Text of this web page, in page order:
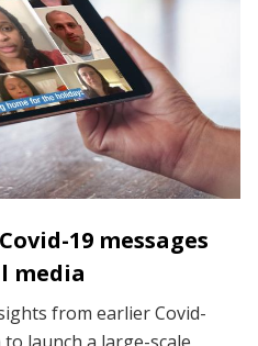
19 messages
media
from earlier Covid-